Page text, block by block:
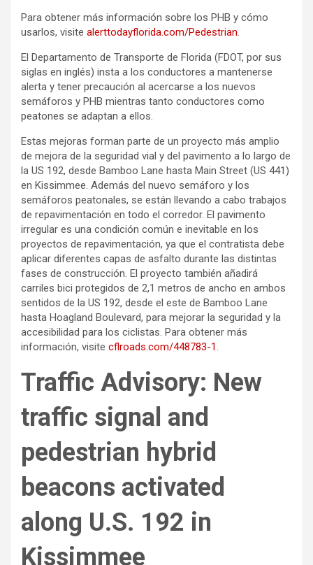
Para obtener más información sobre los PHB y cómo
usarlos, visite alerttodayflorida.com/Pedestrian.
El Departamento de Transporte de Florida (FDOT, por sus
siglas en inglés) insta a los conductores a mantenerse
alerta y tener precaución al acercarse a los nuevos
semáforos y PHB mientras tanto conductores como
peatones se adaptan a ellos.
Estas mejoras forman parte de un proyecto más amplio
de mejora de la seguridad vial y del pavimento a lo largo de
la US 192, desde Bamboo Lane hasta Main Street (US 441)
en Kissimmee. Además del nuevo semáforo y los
semáforos peatonales, se están llevando a cabo trabajos
de repavimentación en todo el corredor. El pavimento
irregular es una condición común e inevitable en los
proyectos de repavimentación, ya que el contratista debe
aplicar diferentes capas de asfalto durante las distintas
fases de construcción. El proyecto también añadirá
carriles bici protegidos de 2,1 metros de ancho en ambos
sentidos de la US 192, desde el este de Bamboo Lane
hasta Hoagland Boulevard, para mejorar la seguridad y la
accesibilidad para los ciclistas. Para obtener más
información, visite cflroads.com/448783-1.
Traffic Advisory: New
traffic signal and
pedestrian hybrid
beacons activated
along U.S. 192 in
Kissimmee